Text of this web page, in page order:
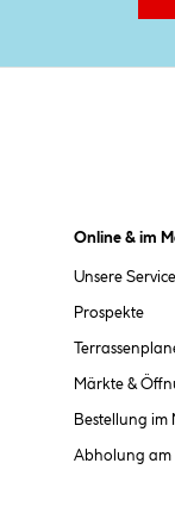
Online & im
Unsere
Prospekte
Märkte &
Bestellung im
Abholung am